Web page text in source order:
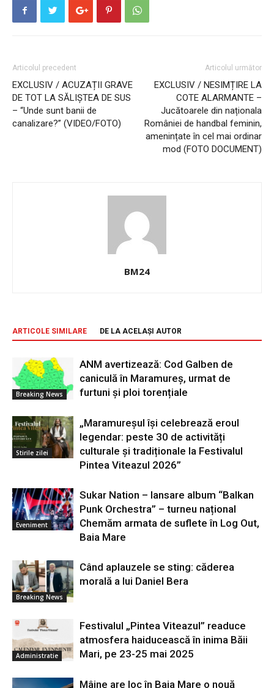
Articolul precedent
EXCLUSIV / ACUZAȚII GRAVE
DE TOT LA SĂLIȘTEA DE SUS
– “Unde sunt banii de
canalizare?” (VIDEO/FOTO)
Articolul următor
EXCLUSIV / NESIMȚIRE LA
COTE ALARMANTE –
Jucătoarele din naționala
României de handbal feminin,
amenințate în cel mai ordinar
mod (FOTO DOCUMENT)
BM24
ARTICOLE SIMILARE DE LA ACELAȘI AUTOR
Breaking News
ANM avertizează: Cod Galben de
caniculă în Maramureș, urmat de
furtuni și ploi torențiale
Stirile zilei
„Maramureșul își celebrează eroul
legendar: peste 30 de activități
culturale și tradiționale la Festivalul
Pintea Viteazul 2026”
Eveniment
Sukar Nation – lansare album “Balkan
Punk Orchestra” – turneu național
Chemăm armata de suflete în Log Out,
Baia Mare
Breaking News
Când aplauzele se sting: căderea
morală a lui Daniel Bera
Administratie
Festivalul „Pintea Viteazul” readuce
atmosfera haiducească în inima Băii
Mari, pe 23-25 mai 2025
Mâine are loc în Baia Mare o nouă